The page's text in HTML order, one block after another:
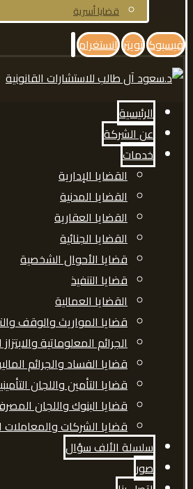
قضايا أسرية
فيسبوك تويتر انستغرام
الرئيسية
عن الشركة
خدمات
القضايا الإدارية
القضايا المدنية
القضايا العقارية
القضايا الجنائية
قضايا الأحوال الشخصية
قضايا التنفيذ
القضايا العمالية
قضايا المواريث والوقف
الجرائم المعلوماتية
قضايا الفساد والجرائم
قضايا التأمين واللجان
قضايا البنوك واللجان
قضايا الشركات والمعاملات
سلسلة الألف سؤال
صور